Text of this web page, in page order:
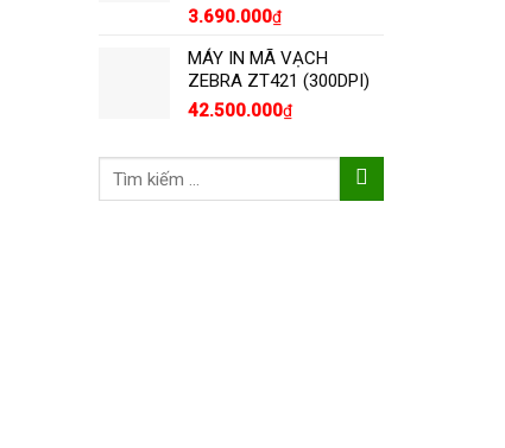
3.690.000₫
MÁY IN MÃ VẠCH
ZEBRA ZT421 (300DPI)
42.500.000₫
Tìm